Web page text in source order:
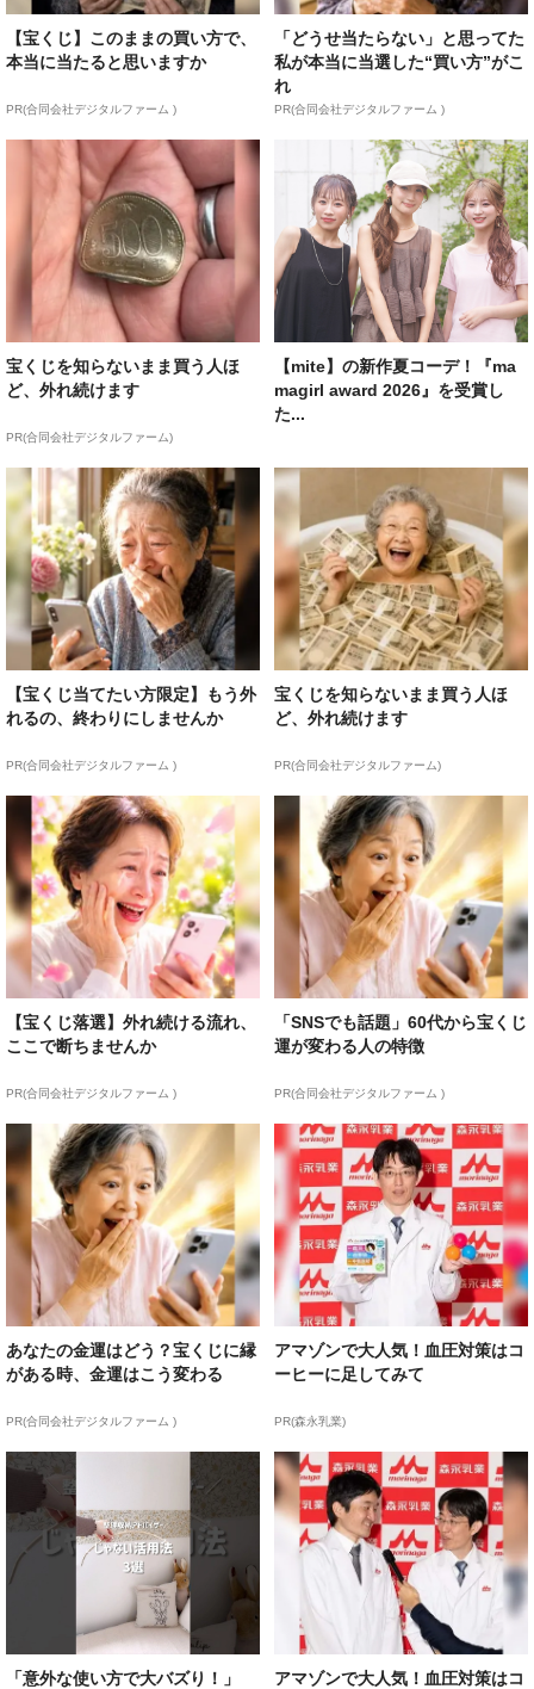
【宝くじ】このままの買い方で、
本当に当たると思いますか
PR(合同会社デジタルファーム )
「どうせ当たらない」と思ってた
私が本当に当選した“買い方”がこ
れ
PR(合同会社デジタルファーム )
宝くじを知らないまま買う人ほ
ど、外れ続けます
PR(合同会社デジタルファーム)
【mite】の新作夏コーデ！『ma
magirl award 2026』を受賞し
た...
【宝くじ当てたい方限定】もう外
れるの、終わりにしませんか
PR(合同会社デジタルファーム )
宝くじを知らないまま買う人ほ
ど、外れ続けます
PR(合同会社デジタルファーム)
【宝くじ落選】外れ続ける流れ、
ここで断ちませんか
PR(合同会社デジタルファーム )
「SNSでも話題」60代から宝くじ
運が変わる人の特徴
PR(合同会社デジタルファーム )
あなたの金運はどう？宝くじに縁
がある時、金運はこう変わる
PR(合同会社デジタルファーム )
アマゾンで大人気！血圧対策はコ
ーヒーに足してみて
PR(森永乳業)
「意外な使い方で大バズり！」
アマゾンで大人気！血圧対策はコ